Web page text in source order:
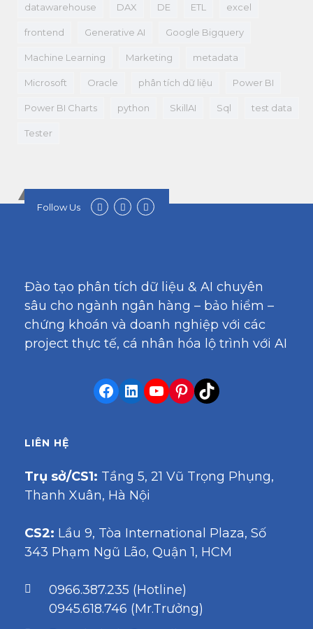
datawarehouse DAX DE ETL excel
frontend Generative AI Google Bigquery
Machine Learning Marketing metadata
Microsoft Oracle phân tích dữ liệu Power BI
Power BI Charts python SkillAI Sql test data
Tester
Follow Us
Đào tạo phân tích dữ liệu & AI chuyên
sâu cho ngành ngân hàng – bảo hiểm –
chứng khoán và doanh nghiệp với các
project thực tế, cá nhân hóa lộ trình với AI
LIÊN HỆ
Trụ sở/CS1: Tầng 5, 21 Vũ Trọng Phụng,
Thanh Xuân, Hà Nội
CS2: Lầu 9, Tòa International Plaza, Số
343 Phạm Ngũ Lão, Quận 1, HCM
0966.387.235 (Hotline)
0945.618.746 (Mr.Trưởng)